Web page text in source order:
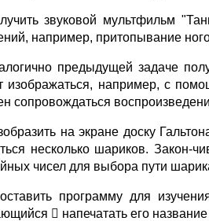
звуковой мультфильм
например, притопывание
предыдущей задаче
изображаться, например, с
сопровождаться
на экране доску
несколько шариков. Закон-
чисел для выбора пути
программу для
 напечатать его